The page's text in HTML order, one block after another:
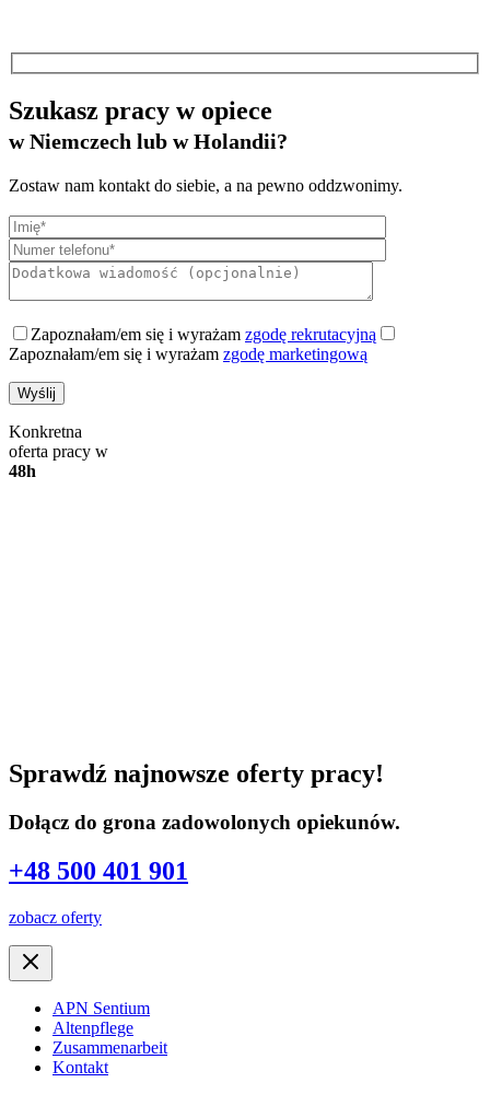
Szukasz pracy w opiece
w Niemczech lub w Holandii?
Zostaw nam kontakt do siebie, a na pewno oddzwonimy.
Zapoznałam/em się i wyrażam zgodę rekrutacyjną
Zapoznałam/em się i wyrażam zgodę marketingową
Konkretna
oferta pracy w
48h
Sprawdź najnowsze oferty pracy!
Dołącz do grona zadowolonych opiekunów.
+48 500 401 901
zobacz oferty
APN Sentium
Altenpflege
Zusammenarbeit
Kontakt